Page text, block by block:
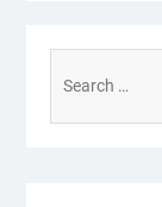
for: